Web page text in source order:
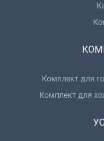
Комплект для
Комплект для